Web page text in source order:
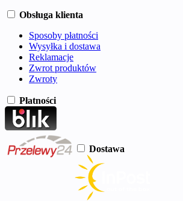
Obsługa klienta
Sposoby płatności
Wysyłka i dostawa
Reklamacje
Zwrot produktów
Zwroty
Płatności
Dostawa